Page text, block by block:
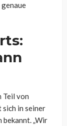
Teil von
in seiner
bekannt. „Wir